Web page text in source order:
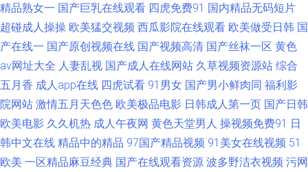
内射喷水高潮视频 亚洲婷婷黄色网址 九九欧美经典视频 91九色伦理视频 国
产激情do 日韩精品专区 91福利视频在线观看 草莓视频vt 人人操超碰蜜臀AV
91黄色战片 久久成人网 先锋影音av成人 91在线视频福利 久久国产高潮久久
五月花电影av 91麻豆视频秘密入口 精品久久国产久久 91免贵看片 福利姬福
利导航 欧美入口一二三 91超碰久草 肏屄91社区 欧美久久青青草 伊人影院东
精品熟女一 国产巨乳在线观看 四虎免费91 国内精品无码短片
超碰成人操操 欧美猛交视频 西瓜影院在线观看 欧美做受日韩 国
产在线一 国产原创视频在线 国产视频高清 国产丝袜一区 黄色
av网址大全 人妻乱视 国产成人在线网站 久草视频资源站 综合
五月香 成人app在线 四虎试看 91男女 国产男小鲜肉同 福利影
院网站 激情五月天色色 欧美极品电影 日韩成人第一页 国产日韩
欧美电影 久久机热 成人午夜网 黄色天堂男人 操视频免费91 日
韩中文在线 精品中的精品 97国产精品视频 91美女在线视频 51
欧美 一区精品麻豆经典 国产在线观看资源 波多野洁衣视频 污网